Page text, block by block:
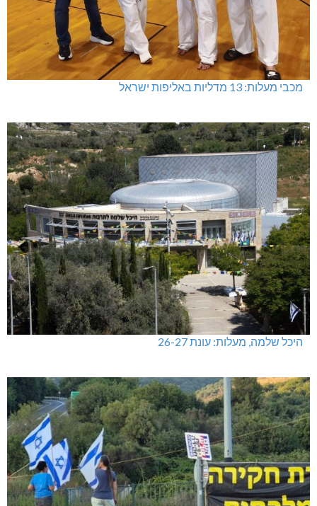
מכבי מעלות: 13 מדליות באליפות ישראל
היכל שלמה, מעלות: עונת 26-27